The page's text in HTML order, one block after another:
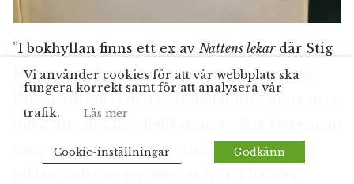
”I bokhyllan finns ett ex av Nattens lekardär Stig
Dagerman skrivit dedikationen ‘Fröken von
Hillem tillägnas detta exemplar med årets sista
som sitter trångt men gärna på
Vi använder cookies för att vår webbplats ska
fungera korrekt samt för att analysera vår
trafik.
Läs mer
Cookie-inställningar Godkänn